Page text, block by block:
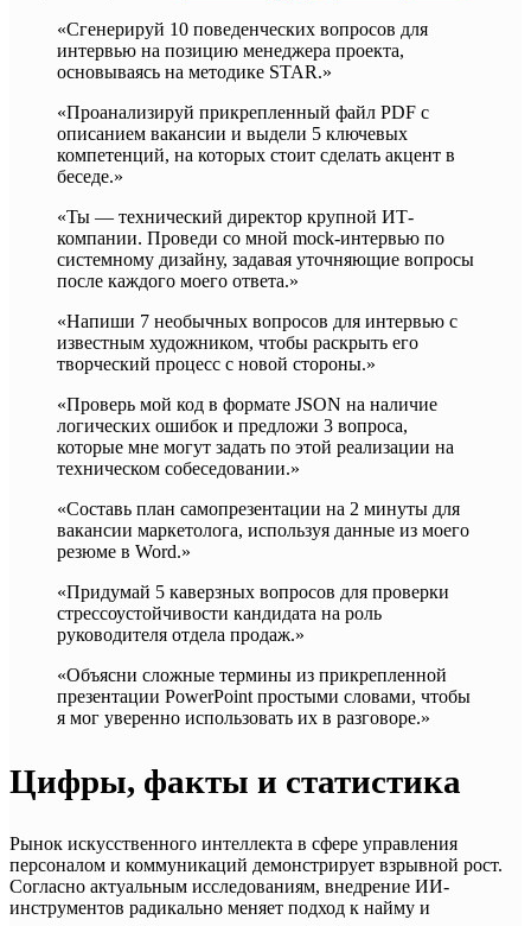
«Сгенерируй 10 поведенческих вопросов для
интервью на позицию менеджера проекта,
основываясь на методике STAR.»
«Проанализируй прикрепленный файл PDF с
описанием вакансии и выдели 5 ключевых
компетенций, на которых стоит сделать акцент в
беседе.»
«Ты — технический директор крупной ИТ-
компании. Проведи со мной mock-интервью по
системному дизайну, задавая уточняющие вопросы
после каждого моего ответа.»
«Напиши 7 необычных вопросов для интервью с
известным художником, чтобы раскрыть его
творческий процесс с новой стороны.»
«Проверь мой код в формате JSON на наличие
логических ошибок и предложи 3 вопроса,
которые мне могут задать по этой реализации на
техническом собеседовании.»
«Составь план самопрезентации на 2 минуты для
вакансии маркетолога, используя данные из моего
резюме в Word.»
«Придумай 5 каверзных вопросов для проверки
стрессоустойчивости кандидата на роль
руководителя отдела продаж.»
«Объясни сложные термины из прикрепленной
презентации PowerPoint простыми словами, чтобы
я мог уверенно использовать их в разговоре.»
Цифры, факты и статистика
Рынок искусственного интеллекта в сфере управления
персоналом и коммуникаций демонстрирует взрывной рост.
Согласно актуальным исследованиям, внедрение ИИ-
инструментов радикально меняет подход к найму и